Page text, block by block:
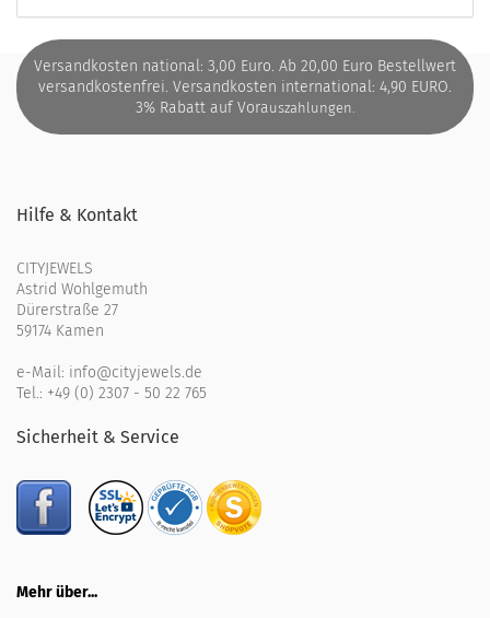
Versandkosten national: 3,00 Euro. Ab 20,00 Euro Bestellwert
versandkostenfrei. Versandkosten international: 4,90 EURO.
3% Rabatt auf Vorauszahlungen.
Hilfe & Kontakt
CITYJEWELS
Astrid Wohlgemuth
Dürerstraße 27
59174 Kamen
e-Mail: info@cityjewels.de
Tel.: +49 (0) 2307 - 50 22 765
Sicherheit & Service
Mehr über...